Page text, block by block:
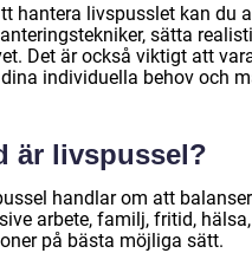
hantera livspusslet kan du
sätta
Det är också viktigt att
individuella behov och
är livspussel?
handlar om att
arbete, familj, fritid,
på bästa möjliga sätt.